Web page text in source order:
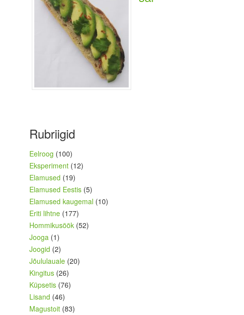
Rubriigid
Eelroog (100)
Eksperiment (12)
Elamused (19)
Elamused Eestis (5)
Elamused kaugemal (10)
Eriti lihtne (177)
Hommikusöök (52)
Jooga (1)
Joogid (2)
Jõululauale (20)
Kingitus (26)
Küpsetis (76)
Lisand (46)
Magustoit (83)